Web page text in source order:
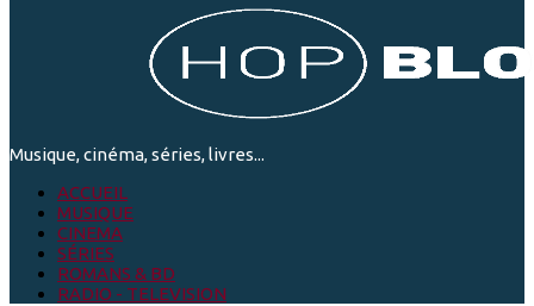
Musique, cinéma, séries, livres...
ACCUEIL
MUSIQUE
CINEMA
SÉRIES
ROMANS & BD
RADIO - TELEVISION